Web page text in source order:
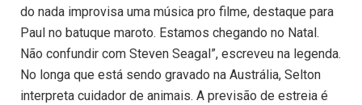
do nada improvisa uma música pro filme, destaque para
Paul no batuque maroto. Estamos chegando no Natal.
Não confundir com Steven Seagal”, escreveu na legenda.
No longa que está sendo gravado na Austrália, Selton
interpreta cuidador de animais. A previsão de estreia é